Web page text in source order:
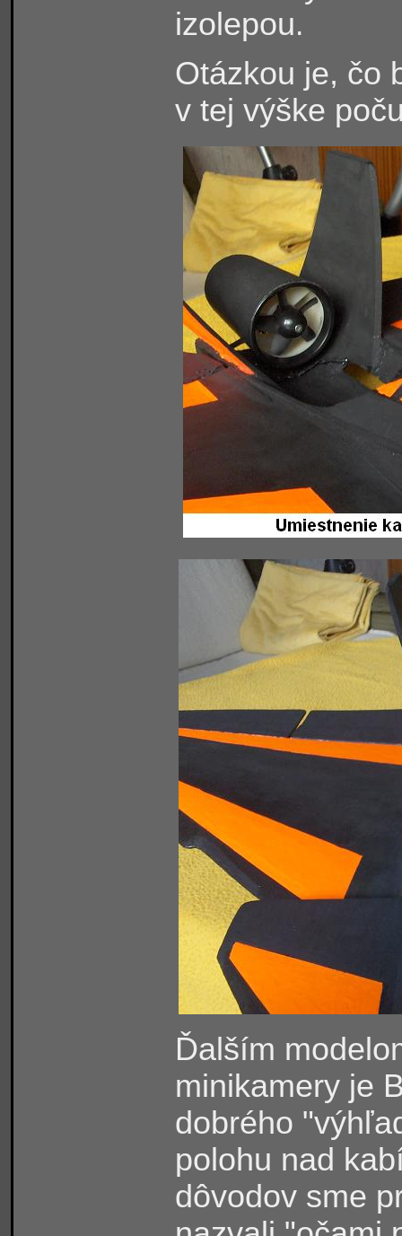
izolepou.
Otázkou je, čo
v tej výške
Ďalším
minikamery je
dobrého
polohu nad
dôvodov sme